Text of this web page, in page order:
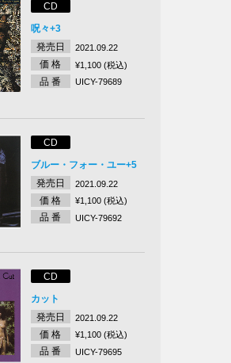
CD
呪々+3
発売日
2021.09.22
価 格 ¥1,100 (税込)
品 番 UICY-79689
CD
ブルー・フォー・ユー+5
発売日
2021.09.22
価 格 ¥1,100 (税込)
品 番 UICY-79692
CD
カット
発売日
2021.09.22
価 格 ¥1,100 (税込)
品 番 UICY-79695